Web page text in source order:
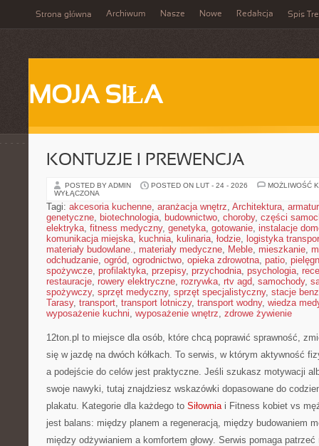
Strona główna Archiwum Nasze Nowe Redakcja Spis
MOJA SIŁA
KONTUZJE I PREWENCJA
POSTED BY ADMIN POSTED ON LUT - 24 - 2026
MOŻLIWOŚĆ
WYŁĄCZONA
Tagi: akcesoria kuchenne, aranżacja wnętrz, Architektura,
genetyczne, biotechnologia, budownictwo, choroby, części
elektryka, fitness medyczny, genetyka, gotowanie, instalacje
komunikacja miejska, kuchnia, kulinaria, łodzie, logistyka
materiały budowlane., materiały medyczne, Meble, mieszkanie,
odchudzanie, ogród, ogrodnictwo, opieka zdrowotna, patio,
spożywcze, profilaktyka, przepisy, przychodnia, psychologia,
restauracje, rowery elektryczne, rozrywka, rtv agd, samochody,
spożywczy, sprzęt medyczny, sprzęt specjalistyczny, stacje
Tarasy, transport, transport lotniczy, transport wodny, wiedza
wyposażenie kuchni, wyposażenie wnętrz, zdrowe żywienie
12ton.pl to miejsce dla osób, które chcą poprawić sprawność,
się w jazdę na dwóch kółkach. To serwis, w którym aktywność
a podejście do celów jest praktyczne. Jeśli szukasz motywacji
swoje nawyki, tutaj znajdziesz wskazówki dopasowane do
plakatu. Kategorie dla każdego to Siłowniai Fitness kobiet vs
jest balans: między planem a regeneracją, między budowaniem
między odżywianiem a komfortem głowy. Serwis pomaga